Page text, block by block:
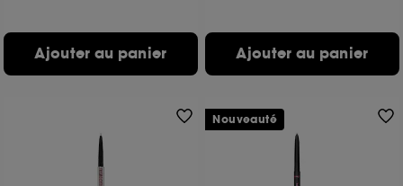
Ajouter au panier Ajouter au panier
Nouveauté